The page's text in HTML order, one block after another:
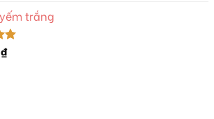
trắng
₫